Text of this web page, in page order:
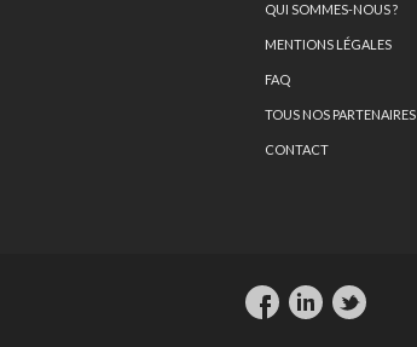
QUI SOMMES-NOUS ?
MENTIONS LÉGALES
FAQ
TOUS NOS PARTENAIRES
CONTACT